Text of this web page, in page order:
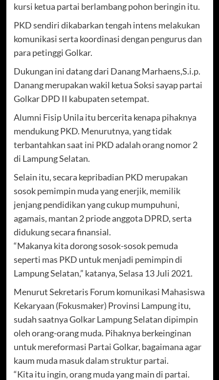
kursi ketua partai berlambang pohon beringin itu.
PKD sendiri dikabarkan tengah intens melakukan
komunikasi serta koordinasi dengan pengurus dan
para petinggi Golkar.
Dukungan ini datang dari Danang Marhaens,S.i.p.
Danang merupakan wakil ketua Soksi sayap partai
Golkar DPD II kabupaten setempat.
Alumni Fisip Unila itu bercerita kenapa pihaknya
mendukung PKD. Menurutnya, yang tidak
terbantahkan saat ini PKD adalah orang nomor 2
di Lampung Selatan.
Selain itu, secara kepribadian PKD merupakan
sosok pemimpin muda yang enerjik, memilik
jenjang pendidikan yang cukup mumpuhuni,
agamais, mantan 2 priode anggota DPRD, serta
didukung secara finansial.
“Makanya kita dorong sosok-sosok pemuda
seperti mas PKD untuk menjadi pemimpin di
Lampung Selatan,” katanya, Selasa 13 Juli 2021.
Menurut Sekretaris Forum komunikasi Mahasiswa
Kekaryaan (Fokusmaker) Provinsi Lampung itu,
sudah saatnya Golkar Lampung Selatan dipimpin
oleh orang-orang muda. Pihaknya berkeinginan
untuk mereformasi Partai Golkar, bagaimana agar
kaum muda masuk dalam struktur partai.
“Kita itu ingin, orang muda yang main di partai.